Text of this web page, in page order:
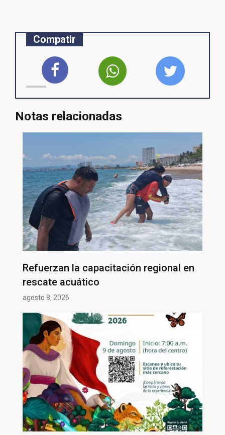
Compatir
Notas relacionadas
Refuerzan la capacitación regional en
rescate acuático
agosto 8, 2026